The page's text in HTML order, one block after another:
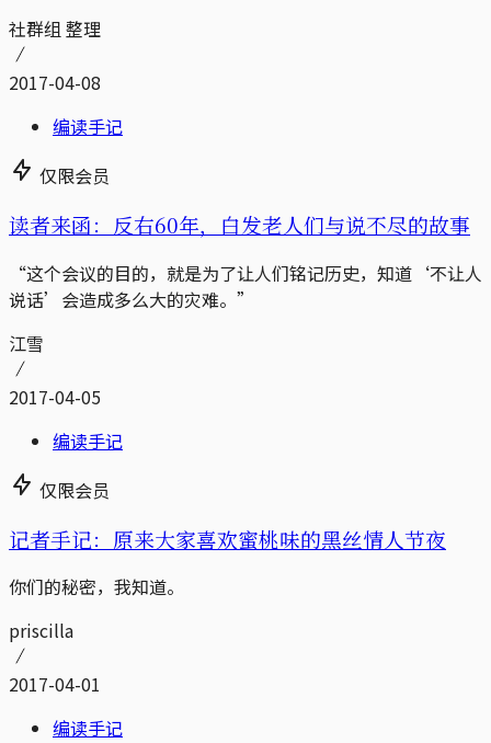
社群组 整理
2017-04-08
编读手记
仅限会员
读者来函：反右60年，白发老人们与说不尽的故事
“这个会议的目的，就是为了让人们铭记历史，知道‘不让人
说话’会造成多么大的灾难。”
江雪
2017-04-05
编读手记
仅限会员
记者手记：原来大家喜欢蜜桃味的黑丝情人节夜
你们的秘密，我知道。
priscilla
2017-04-01
编读手记